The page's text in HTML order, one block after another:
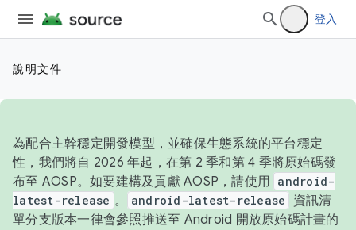
登入
說明文件
為配合主幹穩定開發模型，並確保生態系統的平台穩定
性，我們將自 2026 年起，在第 2 季和第 4 季將原始碼發
布至 AOSP。如要建構及貢獻 AOSP，請使用 android-
latest-release 。 android-latest-release
資訊清
單分支版本一律會參照推送至 Android 開放原始碼計畫的